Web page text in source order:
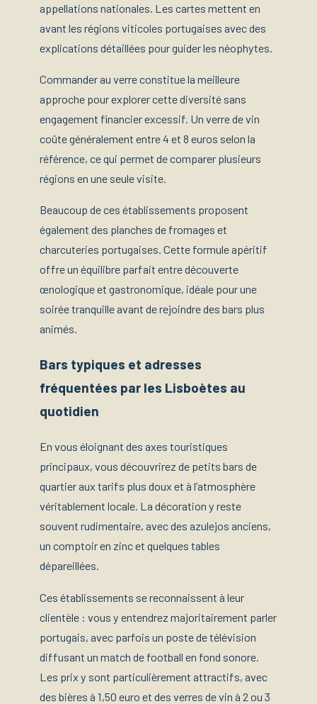
appellations nationales. Les cartes mettent en
avant les régions viticoles portugaises avec des
explications détaillées pour guider les néophytes.
Commander au verre constitue la meilleure
approche pour explorer cette diversité sans
engagement financier excessif. Un verre de vin
coûte généralement entre 4 et 8 euros selon la
référence, ce qui permet de comparer plusieurs
régions en une seule visite.
Beaucoup de ces établissements proposent
également des planches de fromages et
charcuteries portugaises. Cette formule apéritif
offre un équilibre parfait entre découverte
œnologique et gastronomique, idéale pour une
soirée tranquille avant de rejoindre des bars plus
animés.
Bars typiques et adresses
fréquentées par les Lisboètes au
quotidien
En vous éloignant des axes touristiques
principaux, vous découvrirez de petits bars de
quartier aux tarifs plus doux et à l’atmosphère
véritablement locale. La décoration y reste
souvent rudimentaire, avec des azulejos anciens,
un comptoir en zinc et quelques tables
dépareillées.
Ces établissements se reconnaissent à leur
clientèle : vous y entendrez majoritairement parler
portugais, avec parfois un poste de télévision
diffusant un match de football en fond sonore.
Les prix y sont particulièrement attractifs, avec
des bières à 1,50 euro et des verres de vin à 2 ou 3